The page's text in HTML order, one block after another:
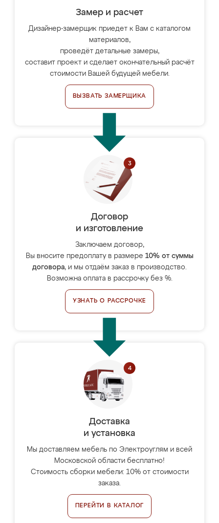
Замер и расчет
Дизайнер-замерщик приедет к Вам с каталогом
материалов,
проведёт детальные замеры,
составит проект и сделает окончательный расчёт
стоимости Вашей будущей мебели.
ВЫЗВАТЬ ЗАМЕРЩИКА
Договор
и изготовление
Заключаем договор,
Вы вносите предоплату в размере 10% от суммы
договора, и мы отдаём заказ в производство.
Возможна оплата в рассрочку без %.
УЗНАТЬ О РАССРОЧКЕ
Доставка
и установка
Мы доставляем мебель по Электроуглям и всей
Московской области бесплатно!
Стоимость сборки мебели: 10% от стоимости
заказа.
ПЕРЕЙТИ В КАТАЛОГ